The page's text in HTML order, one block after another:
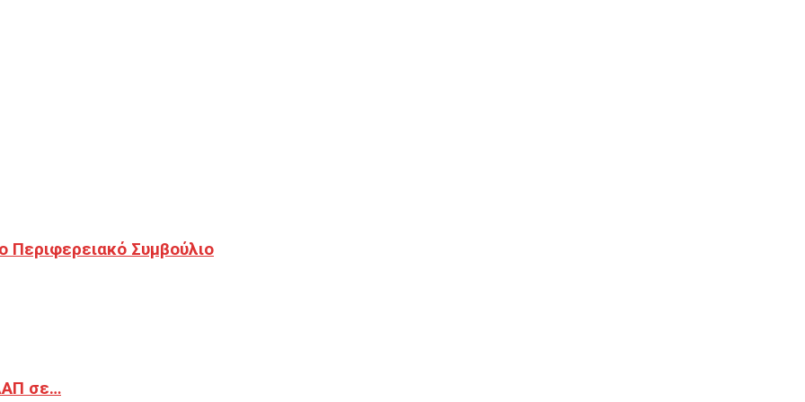
Περιφερειακό Συμβούλιο
σε…